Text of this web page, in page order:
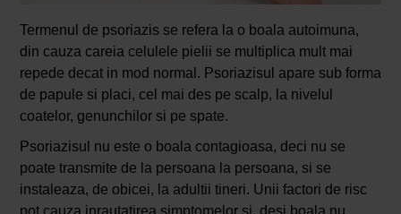
Termenul de psoriazis se refera la o boala autoimuna,
din cauza careia celulele pielii se multiplica mult mai
repede decat in mod normal. Psoriazisul apare sub forma
de papule si placi, cel mai des pe scalp, la nivelul
coatelor, genunchilor si pe spate.
Psoriazisul nu este o boala contagioasa, deci nu se
poate transmite de la persoana la persoana, si se
instaleaza, de obicei, la adultii tineri. Unii factori de risc
pot cauza inrautatirea simptomelor si, desi boala nu